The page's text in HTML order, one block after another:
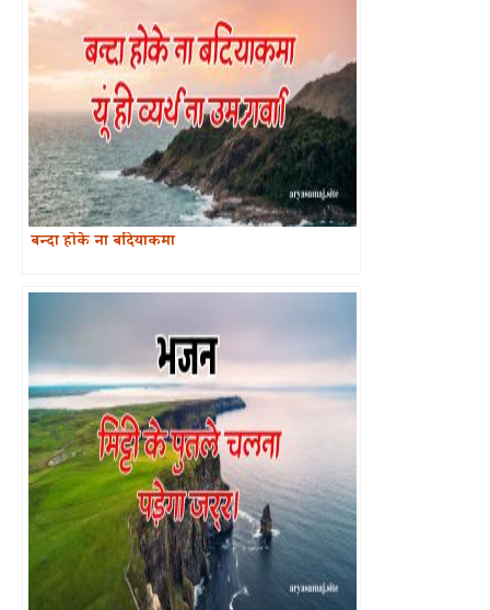
बन्दा होके ना बदियाकमा